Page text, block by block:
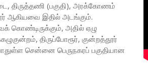
திருத்தணி (பகுதி), அரக்கோணம்
ஆகியவை இதில் அடங்கும்.
கொண்டிருக்கும், அதில் ஏழு
திருப்போரூர், குன்றத்தூர்
சென்னை பெருநகரப் பகுதியான